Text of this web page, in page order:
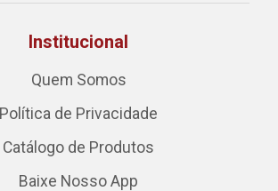
Institucional
Quem Somos
Política de Privacidade
Catálogo de Produtos
Baixe Nosso App